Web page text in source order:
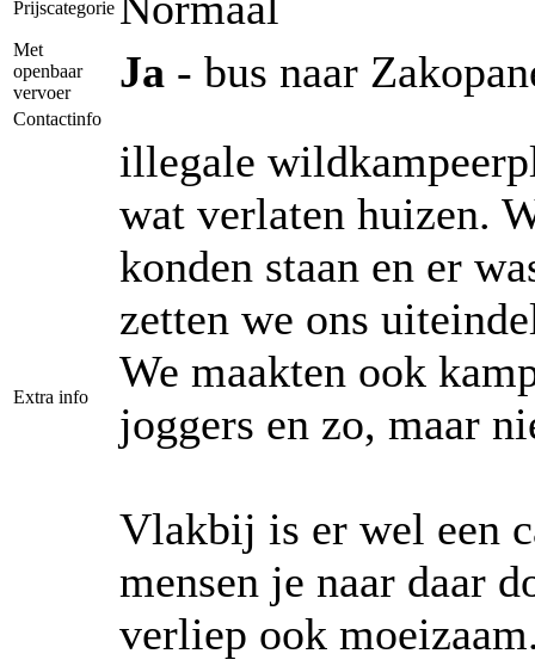
Prijscategorie
Met
openbaar
vervoer
Ja - bus naar
Contactinfo
Extra info
illegale
wat verlaten huizen.
konden staan en er
zetten we ons
We maakten ook
joggers en zo, maar
Vlakbij is er wel een
mensen je naar daar
verliep ook